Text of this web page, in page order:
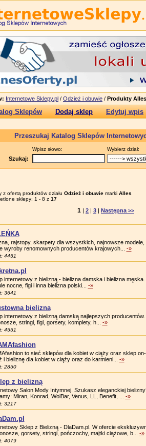
Internetowe Sklepy.pl / Odzież i obuwie / Produkty Alles
Sklepów Dodaj sklep Edytuj wpis
Przeszukaj Katalog Sklepów
Wpisz słowo: Wybierz dział:
Szukaj:
z ofertą produktów działu Odzież i obuwiemarki Alles
sklepy: 1 - 8 z 17
1 | 2 | 3 | Następna >>
rajstopy, skarpety dla wszystkich, najnowsze
wyroby renomownych producentów krajowych... -»
4451
internetowy z bielizną - bielizna damska i bielizna
nocne, figi i inna bielizna polski... -»
3641
bielizna
internetowy z bielizną damską najlepszych
stringi, figi, gorsety, komplety, h... -»
4551
to sieć sklepów dla kobiet w ciąży oraz sklep
i bieliznę dla kobiet w ciąży oraz do karmieni... -»
2850
z bielizną
Salon Mody Intymnej. Szukasz eleganckiej
Miran, Konrad, WolBar, Venus, LL, Benefit, ... -»
3217
Sklep z Bielizną - DlaDam.pl. W ofercie
gorsety, stringi, pończochy, majtki ciążowe, b... -»
4079